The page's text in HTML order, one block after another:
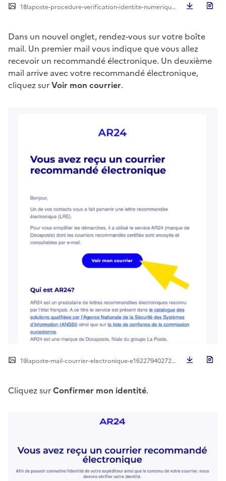
18laposte-procedure-verification-identite-numerique-en-ligne-e1622793772338.png
Dans un nouvel onglet, rendez-vous sur votre boîte
mail. Un premier mail vous indique que vous allez
recevoir un recommandé électronique. Un deuxième
mail arrive avec votre recommandé électronique,
cliquez surVoir mon courrier.
19laposte-mail-courrier-electronique-e1622794027210.png
Cliquez surConfirmer mon identité.